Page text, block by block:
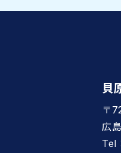
貝
〒
広
Tel